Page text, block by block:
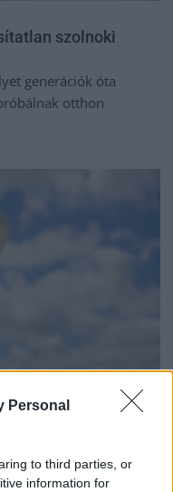
Personal
to third parties, or
information for
szolnoki
generációk óta
otthon
Szolnokon pedig